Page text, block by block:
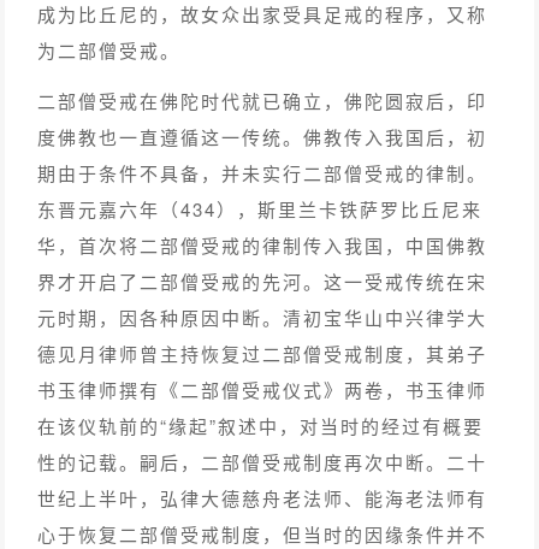
成为比丘尼的，故女众出家受具足戒的程序，又称
为二部僧受戒。
二部僧受戒在佛陀时代就已确立，佛陀圆寂后，印
度佛教也一直遵循这一传统。佛教传入我国后，初
期由于条件不具备，并未实行二部僧受戒的律制。
东晋元嘉六年（434），斯里兰卡铁萨罗比丘尼来
华，首次将二部僧受戒的律制传入我国，中国佛教
界才开启了二部僧受戒的先河。这一受戒传统在宋
元时期，因各种原因中断。清初宝华山中兴律学大
德见月律师曾主持恢复过二部僧受戒制度，其弟子
书玉律师撰有《二部僧受戒仪式》两卷，书玉律师
在该仪轨前的“缘起”叙述中，对当时的经过有概要
性的记载。嗣后，二部僧受戒制度再次中断。二十
世纪上半叶，弘律大德慈舟老法师、能海老法师有
心于恢复二部僧受戒制度，但当时的因缘条件并不